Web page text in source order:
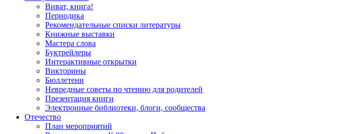
Виват, книга!
Периодика
Рекомендательные списки литературы
Книжные выставки
Мастера слова
Буктрейлеры
Интерактивные открытки
Викторины
Бюллетени
Невредные советы по чтению для родителей
Презентация книги
Электронные библиотеки, блоги, сообщества
Отечество
План мероприятий